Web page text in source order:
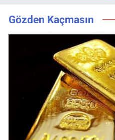
Kaçta, Nereden
İzlenir?
Gözden Kaçmasın